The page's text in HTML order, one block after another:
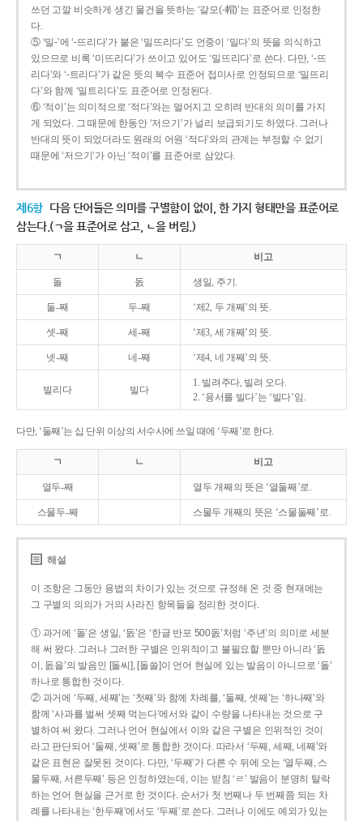
쓰던 고깔 비슷하게 생긴 물건을 뜻하는 ‘갈모(-帽)’는 표준어로 인정한
다.
⑤ ‘밀-’에 ‘-뜨리다’가 붙은 ‘밀뜨리다’도 언중이 ‘밀다’의 뜻을 의식하고
있으므로 비록 ‘미뜨리다’가 쓰이고 있어도 ‘밀뜨리다’로 쓴다. 다만, ‘-뜨
리다’와 ‘-트리다’가 같은 뜻의 복수 표준어 접미사로 인정되므로 ‘밀뜨리
다’와 함께 ‘밀트리다’도 표준어로 인정된다.
⑥ ‘적이’는 의미적으로 ‘적다’와는 멀어지고 오히려 반대의 의미를 가지
게 되었다. 그 때문에 한동안 ‘저으기’가 널리 보급되기도 하였다. 그러나
반대의 뜻이 되었더라도 원래의 어원 ‘적다’와의 관계는 부정할 수 없기
때문에 ‘저으기’가 아닌 ‘적이’를 표준어로 삼았다.
제6항 다음 단어들은 의미를 구별함이 없이, 한 가지 형태만을 표준어로
삼는다.(ㄱ을 표준어로 삼고, ㄴ을 버림.)
ㄱ ㄴ 비고
돌 돐 생일, 주기.
둘-째 두-째 ‘제2, 두 개째’의 뜻.
셋-째 세-째 ‘제3, 세 개째’의 뜻.
넷-째 네-째 ‘제4, 네 개째’의 뜻.
빌리다 빌다
1. 빌려주다, 빌려 오다.
2. ‘용서를 빌다’는 ‘빌다’임.
다만, ‘둘째’는 십 단위 이상의 서수사에 쓰일 때에 ‘두째’로 한다.
ㄱ ㄴ 비고
열두-째 열두 개째의 뜻은 ‘열둘째’로.
스물두-째 스물두 개째의 뜻은 ‘스물둘째’로.
해설
이 조항은 그동안 용법의 차이가 있는 것으로 규정해 온 것 중 현재에는
그 구별의 의의가 거의 사라진 항목들을 정리한 것이다.
① 과거에 ‘돌’은 생일, ‘돐’은 ‘한글 반포 500돐’처럼 ‘주년’의 의미로 세분
해 써 왔다. 그러나 그러한 구별은 인위적이고 불필요할 뿐만 아니라 ‘돐
이, 돐을’의 발음인 [돌씨], [돌쓸]이 언어 현실에 있는 발음이 아니므로 ‘돌’
하나로 통합한 것이다.
② 과거에 ‘두째, 세째’는 ‘첫째’와 함께 차례를, ‘둘째, 셋째’는 ‘하나째’와
함께 ‘사과를 벌써 셋째 먹는다’에서와 같이 수량을 나타내는 것으로 구
별하여 써 왔다. 그러나 언어 현실에서 이와 같은 구별은 인위적인 것이
라고 판단되어 ‘둘째, 셋째’로 통합한 것이다. 따라서 ‘두째, 세째, 네째’와
같은 표현은 잘못된 것이다. 다만, ‘두째’가 다른 수 뒤에 오는 ‘열두째, 스
물두째, 서른두째’ 등은 인정하였는데, 이는 받침 ‘ㄹ’ 발음이 분명히 탈락
하는 언어 현실을 근거로 한 것이다. 순서가 첫 번째나 두 번째쯤 되는 차
례를 나타내는 ‘한두째’에서도 ‘두째’로 쓴다. 그러나 이에도 예외가 있는